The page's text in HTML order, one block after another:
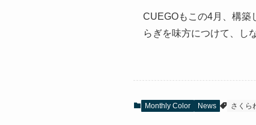
CUEGOもこの4月、構築
らぎを味方につけて、し
Monthly Color News さくら